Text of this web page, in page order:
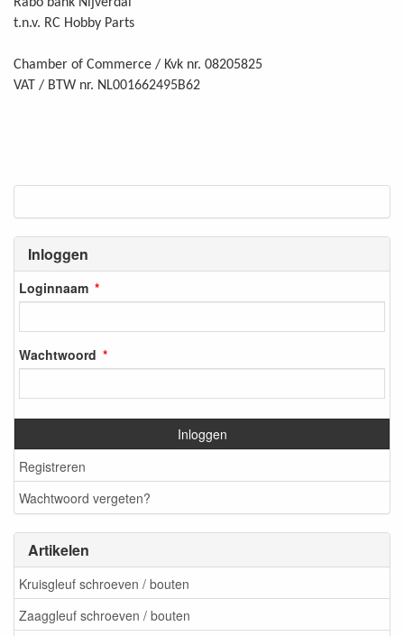
Inloggen
Loginnaam
Wachtwoord
Inloggen
Registreren
Wachtwoord vergeten?
Artikelen
Kruisgleuf schroeven / bouten
Zaaggleuf schroeven / bouten
t.n.v. RC Hobby Parts
Chamber of Commerce / Kvk nr. 08205825
VAT / BTW nr. NL001662495B62